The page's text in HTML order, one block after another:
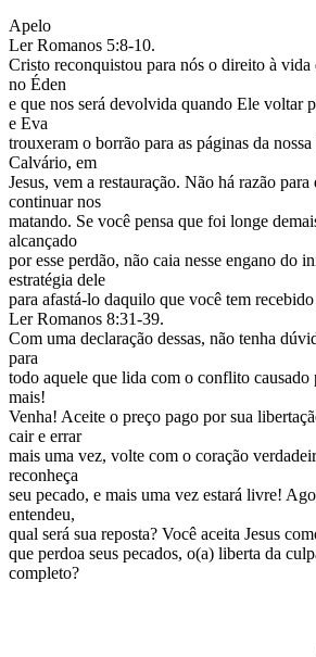
Apelo
Ler Romanos 5:8-10.
Cristo reconquistou para nós o direito à vida
no Éden
e que nos será devolvida quando Ele voltar
e Eva
trouxeram o borrão para as páginas da
Calvário, em
Jesus, vem a restauração. Não há razão
continuar nos
matando. Se você pensa que foi longe
alcançado
por esse perdão, não caia nesse engano do
estratégia dele
para afastá-lo daquilo que você tem recebido
Ler Romanos 8:31-39.
Com uma declaração dessas, não tenha
para
todo aquele que lida com o conflito causado
mais!
Venha! Aceite o preço pago por sua
cair e errar
mais uma vez, volte com o coração
reconheça
seu pecado, e mais uma vez estará livre!
entendeu,
qual será sua reposta? Você aceita Jesus
que perdoa seus pecados, o(a) liberta da
completo?